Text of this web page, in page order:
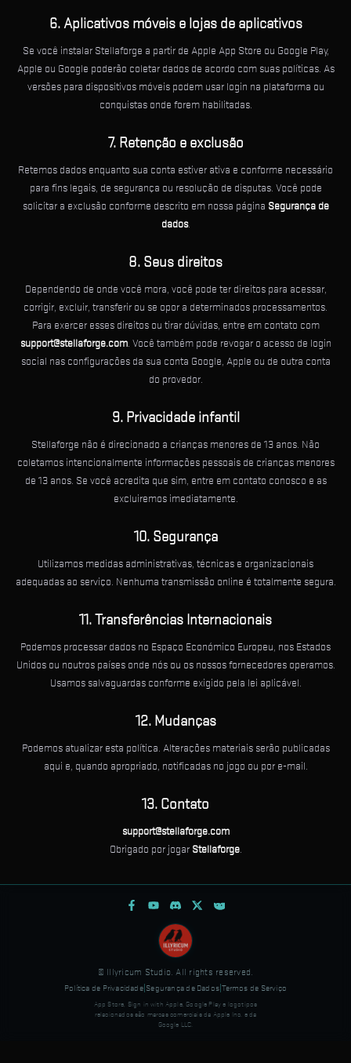
6. Aplicativos móveis e lojas de aplicativos
Se você instalar Stellaforge a partir de Apple App Store ou Google Play,
Apple ou Google poderão coletar dados de acordo com suas políticas. As
versões para dispositivos móveis podem usar login na plataforma ou
conquistas onde forem habilitadas.
7. Retenção e exclusão
Retemos dados enquanto sua conta estiver ativa e conforme necessário
para fins legais, de segurança ou resolução de disputas. Você pode
solicitar a exclusão conforme descrito em nossa página Segurança de
dados.
8. Seus direitos
Dependendo de onde você mora, você pode ter direitos para acessar,
corrigir, excluir, transferir ou se opor a determinados processamentos.
Para exercer esses direitos ou tirar dúvidas, entre em contato com
support@stellaforge.com. Você também pode revogar o acesso de login
social nas configurações da sua conta Google, Apple ou de outra conta
do provedor.
9. Privacidade infantil
Stellaforge não é direcionado a crianças menores de 13 anos. Não
coletamos intencionalmente informações pessoais de crianças menores
de 13 anos. Se você acredita que sim, entre em contato conosco e as
excluiremos imediatamente.
10. Segurança
Utilizamos medidas administrativas, técnicas e organizacionais
adequadas ao serviço. Nenhuma transmissão online é totalmente segura.
11. Transferências Internacionais
Podemos processar dados no Espaço Económico Europeu, nos Estados
Unidos ou noutros países onde nós ou os nossos fornecedores operamos.
Usamos salvaguardas conforme exigido pela lei aplicável.
12. Mudanças
Podemos atualizar esta política. Alterações materiais serão publicadas
aqui e, quando apropriado, notificadas no jogo ou por e-mail.
13. Contato
support@stellaforge.com
Obrigado por jogar Stellaforge.
© Illyricum Studio. All rights reserved.
Política de Privacidade|Segurança de Dados|Termos de Serviço
App Store, Sign in with Apple, Google Play e logotipos
relacionados são marcas comerciais da Apple Inc. e da
Google LLC.